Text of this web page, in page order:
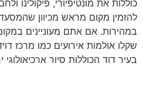
כוללות את מונטיפיורי, פיקולינו
להזמין מקום מראש מכיוון
במהירות. אם אתם מעוניינים
שקלו אולמות אירועים כמו מרכז
בעיר דוד הכוללות סיור